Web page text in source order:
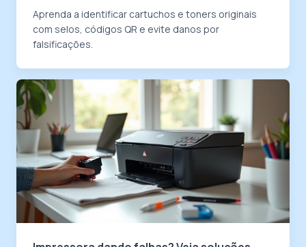
Aprenda a identificar cartuchos e toners originais
com selos, códigos QR e evite danos por
falsificações.